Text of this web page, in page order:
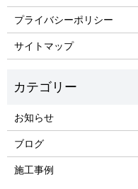
プライバシーポリシー
サイトマップ
お知らせ
ブログ
施工事例